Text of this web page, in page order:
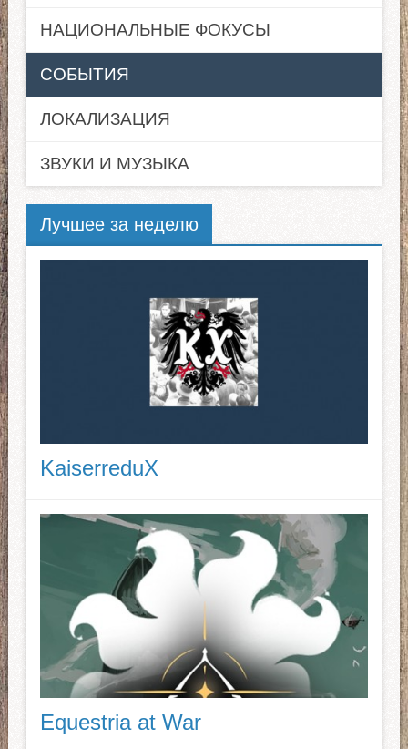
НАЦИОНАЛЬНЫЕ ФОКУСЫ
СОБЫТИЯ
ЛОКАЛИЗАЦИЯ
ЗВУКИ И МУЗЫКА
Лучшее за неделю
KaiserreduX
Equestria at War